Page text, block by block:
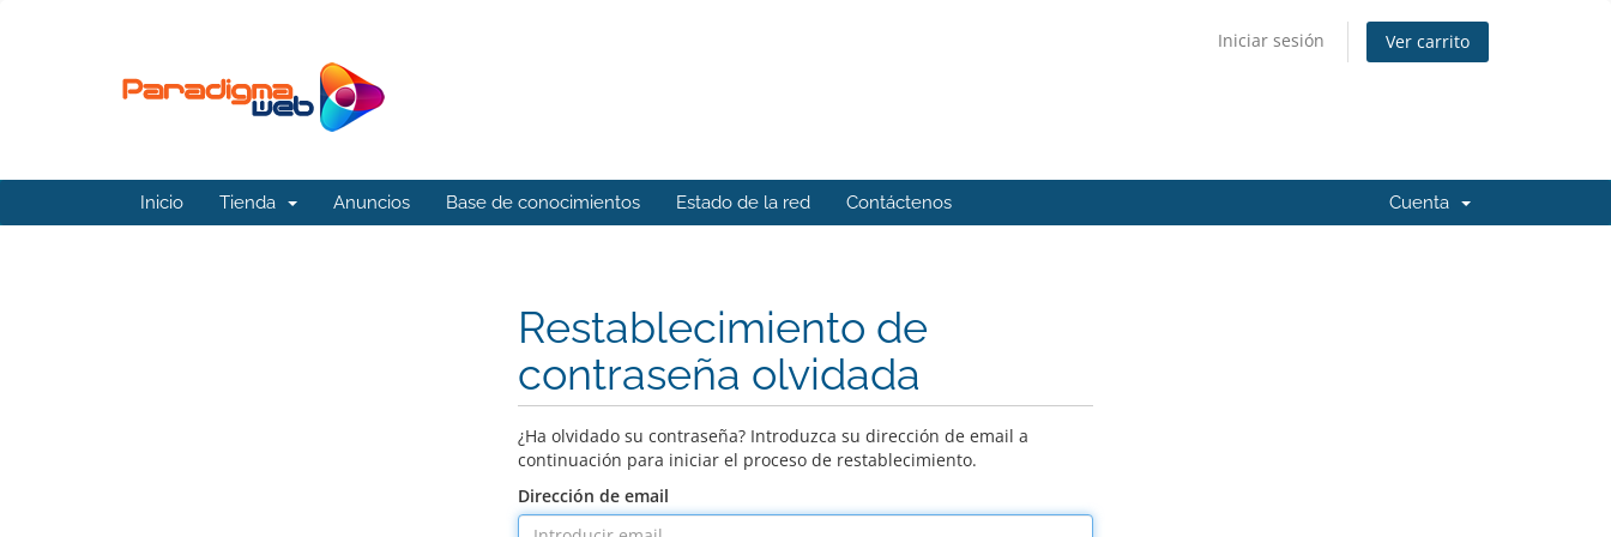
Iniciar sesión Ver carrito
Inicio Tienda Anuncios Base de conocimientos Estado de la red Contáctenos Cuenta
Restablecimiento de
contraseña olvidada
¿Ha olvidado su contraseña? Introduzca su dirección de email a
continuación para iniciar el proceso de restablecimiento.
Dirección de email